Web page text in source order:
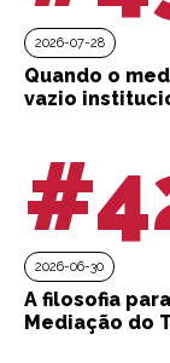
2026-07-28
Quando o
vazio
2026-06-30
A filosofia
Mediação do